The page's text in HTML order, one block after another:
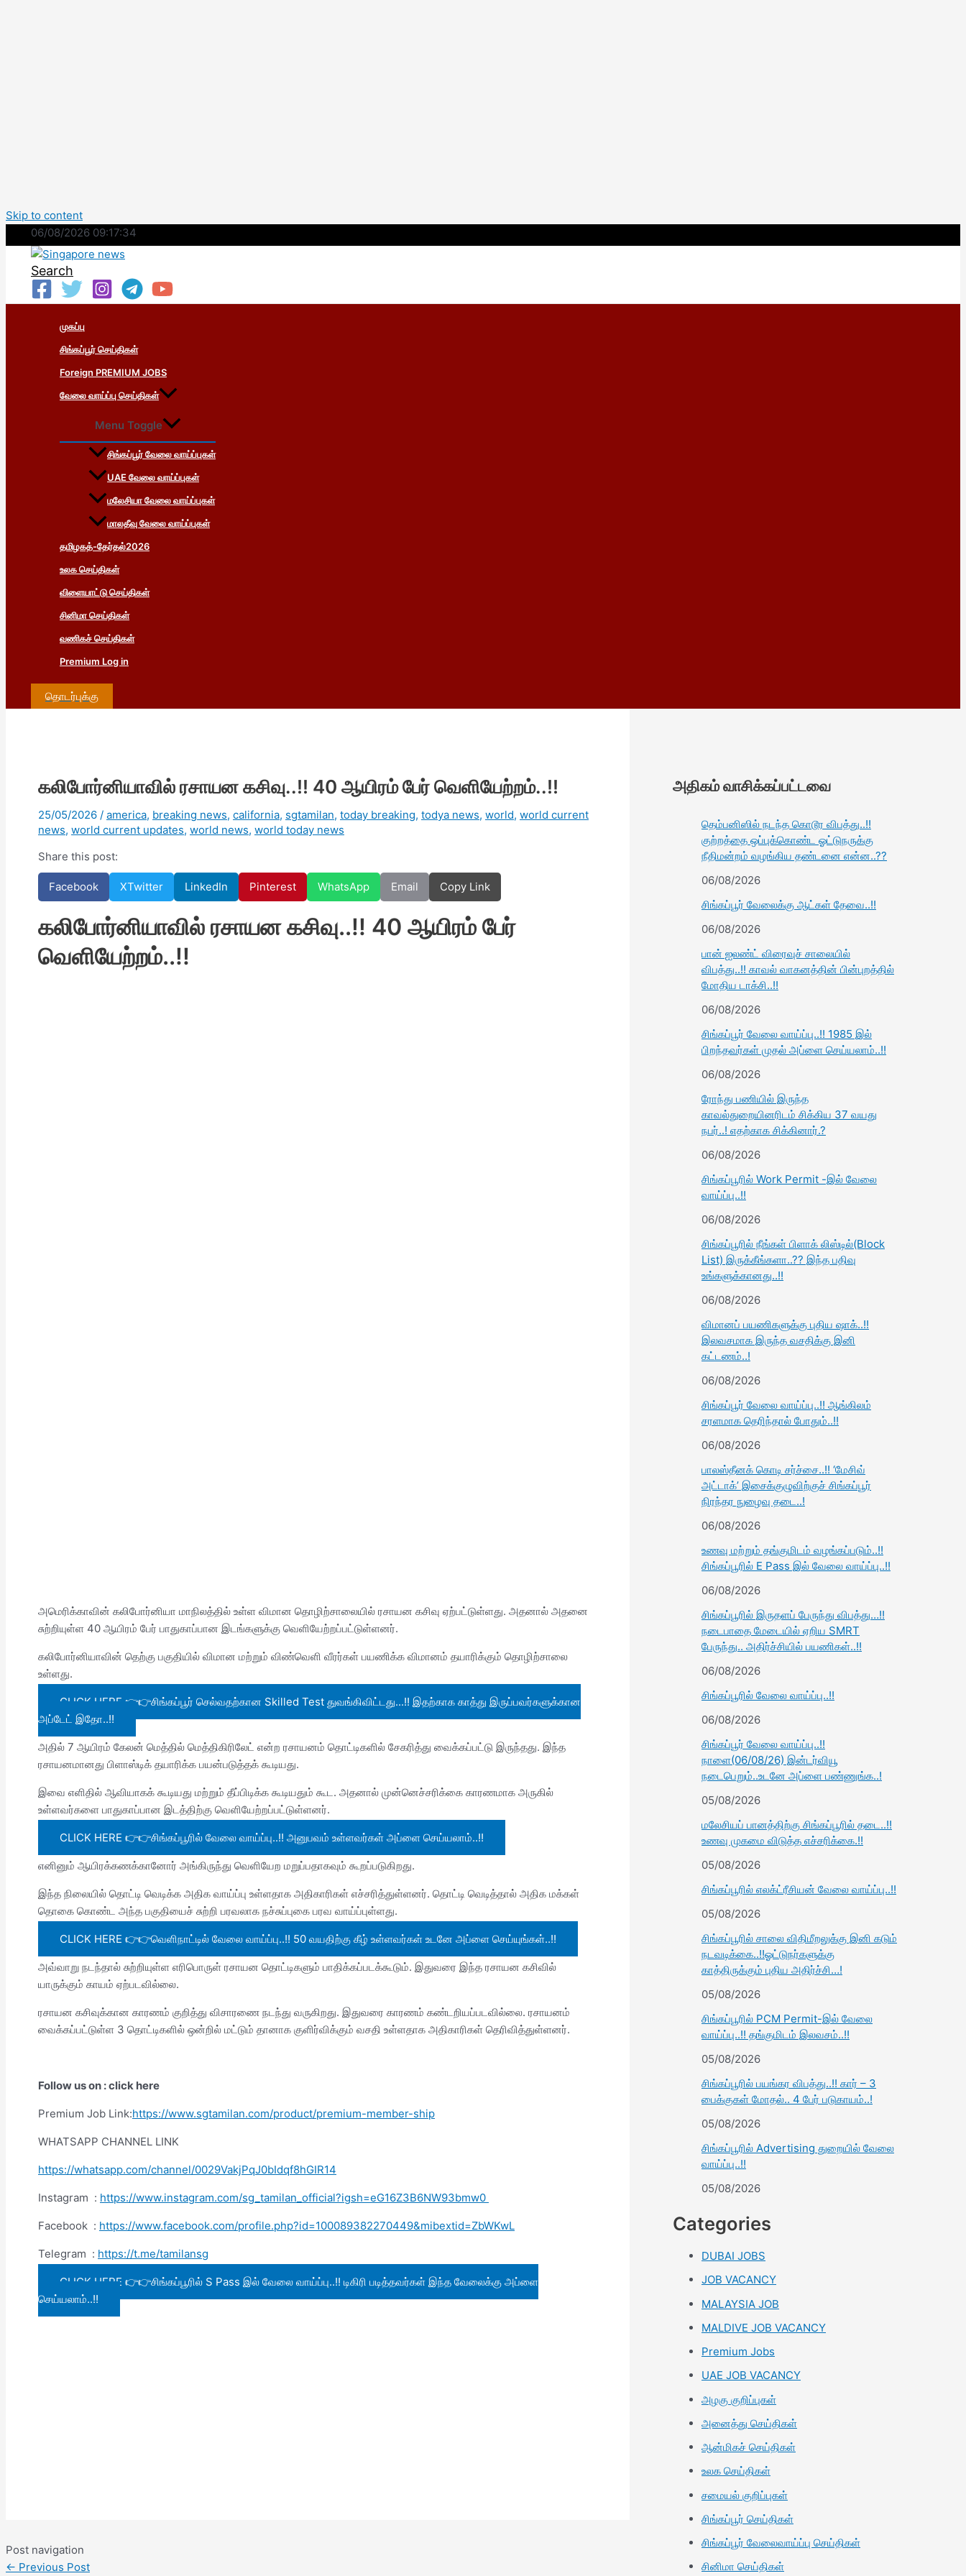
Skip to content
06/08/2026 09:17:34
Search
முகப்பு
சிங்கப்பூர் செய்திகள்
Foreign PREMIUM JOBS
வேலை வாய்ப்பு செய்திகள்
Menu Toggle
சிங்கப்பூர் வேலை வாய்ப்புகள்
UAE வேலை வாய்ப்புகள்
மலேசியா வேலை வாய்ப்புகள்
மாலதீவு வேலை வாய்ப்புகள்
தமிழகத்-தேர்தல்2026
உலக செய்திகள்
விளையாட்டு செய்திகள்
சினிமா செய்திகள்
வணிகச் செய்திகள்
Premium Log in
தொடர்புக்கு
கலிபோர்னியாவில் ரசாயன கசிவு..!! 40 ஆயிரம் பேர் வெளியேற்றம்..!!
25/05/2026 / america, breaking news, california, sgtamilan, today breaking, todya news, world, world current
news, world current updates, world news, world today news
Share this post:
Facebook XTwitter LinkedIn Pinterest WhatsApp Email Copy Link
கலிபோர்னியாவில் ரசாயன கசிவு..!! 40 ஆயிரம் பேர்
வெளியேற்றம்..!!
அமெரிக்காவின் கலிபோர்னியா மாநிலத்தில் உள்ள விமான தொழிற்சாலையில் ரசாயன கசிவு ஏற்பட்டுள்ளது. அதனால் அதனை
சுற்றியுள்ள 40 ஆயிரம் பேர் பாதுகாப்பான இடங்களுக்கு வெளியேற்றப்பட்டுள்ளனர்.
கலிபோர்னியாவின் தெற்கு பகுதியில் விமான மற்றும் விண்வெளி வீரர்கள் பயணிக்க விமானம் தயாரிக்கும் தொழிற்சாலை
உள்ளது.
CLICK HERE 👉👉சிங்கப்பூர் செல்வதற்கான Skilled Test துவங்கிவிட்டது...!! இதற்காக காத்து இருப்பவர்களுக்கான
அப்டேட் இதோ..!!
அதில் 7 ஆயிரம் கேலன் மெத்தில் மெத்திகிரிலேட் என்ற ரசாயனம் தொட்டிகளில் சேகரித்து வைக்கப்பட்டு இருந்தது. இந்த
ரசாயனமானது பிளாஸ்டிக் தயாரிக்க பயன்படுத்தக் கூடியது.
இவை எளிதில் ஆவியாகக் கூடியது மற்றும் தீப்பிடிக்க கூடியதும் கூட. அதனால் முன்னெச்சரிக்கை காரணமாக அருகில்
உள்ளவர்களை பாதுகாப்பான இடத்திற்கு வெளியேற்றப்பட்டுள்ளனர்.
CLICK HERE 👉👉சிங்கப்பூரில் வேலை வாய்ப்பு..!! அனுபவம் உள்ளவர்கள் அப்ளை செய்யலாம்..!!
எனினும் ஆயிரக்கணக்கானோர் அங்கிருந்து வெளியேற மறுப்பதாகவும் கூறப்படுகிறது.
இந்த நிலையில் தொட்டி வெடிக்க அதிக வாய்ப்பு உள்ளதாக அதிகாரிகள் எச்சரித்துள்ளனர். தொட்டி வெடித்தால் அதிக மக்கள்
தொகை கொண்ட அந்த பகுதியைச் சுற்றி பரவலாக நச்சுப்புகை பரவ வாய்ப்புள்ளது.
CLICK HERE 👉👉வெளிநாட்டில் வேலை வாய்ப்பு..!! 50 வயதிற்கு கீழ் உள்ளவர்கள் உடனே அப்ளை செய்யுங்கள்..!!
அவ்வாறு நடந்தால் சுற்றியுள்ள எரிபொருள் ரசாயன தொட்டிகளும் பாதிக்கப்படக்கூடும். இதுவரை இந்த ரசாயன கசிவில்
யாருக்கும் காயம் ஏற்படவில்லை.
ரசாயன கசிவுக்கான காரணம் குறித்து விசாரணை நடந்து வருகிறது. இதுவரை காரணம் கண்டறியப்படவில்லை. ரசாயனம்
வைக்கப்பட்டுள்ள 3 தொட்டிகளில் ஒன்றில் மட்டும் தானாக குளிர்விக்கும் வசதி உள்ளதாக அதிகாரிகள் தெரிவித்துள்ளனர்.
Follow us on : click here
Premium Job Link:https://www.sgtamilan.com/product/premium-member-ship
WHATSAPP CHANNEL LINK
https://whatsapp.com/channel/0029VakjPqJ0bIdqf8hGIR14
Instagram : https://www.instagram.com/sg_tamilan_official?igsh=eG16Z3B6NW93bmw0
Facebook : https://www.facebook.com/profile.php?id=100089382270449&mibextid=ZbWKwL
Telegram : https://t.me/tamilansg
CLICK HERE 👉👉சிங்கப்பூரில் S Pass இல் வேலை வாய்ப்பு..!! டிகிரி படித்தவர்கள் இந்த வேலைக்கு அப்ளை
செய்யலாம்..!!
Post navigation
← Previous Post
அதிகம் வாசிக்கப்பட்டவை
தெம்பனிஸில் நடந்த கொடூர விபத்து..!!
குற்றத்தை ஒப்புக்கொண்ட ஓட்டுநருக்கு
நீதிமன்றம் வழங்கிய தண்டனை என்ன..??
06/08/2026
சிங்கப்பூர் வேலைக்கு ஆட்கள் தேவை..!!
06/08/2026
பான் ஐலண்ட் விரைவுச் சாலையில்
விபத்து..!! காவல் வாகனத்தின் பின்புறத்தில்
மோதிய டாக்சி..!!
06/08/2026
சிங்கப்பூர் வேலை வாய்ப்பு..!! 1985 இல்
பிறந்தவர்கள் முதல் அப்ளை செய்யலாம்..!!
06/08/2026
ரோந்து பணியில் இருந்த
காவல்துறையினரிடம் சிக்கிய 37 வயது
நபர்..! எதற்காக சிக்கினார்.?
06/08/2026
சிங்கப்பூரில் Work Permit -இல் வேலை
வாய்ப்பு..!!
06/08/2026
சிங்கப்பூரில் நீங்கள் பிளாக் லிஸ்டில்(Block
List) இருக்கீங்களா..?? இந்த பதிவு
உங்களுக்கானது..!!
06/08/2026
விமானப் பயணிகளுக்கு புதிய ஷாக்..!!
இலவசமாக இருந்த வசதிக்கு இனி
கட்டணம்..!
06/08/2026
சிங்கப்பூர் வேலை வாய்ப்பு..!! ஆங்கிலம்
சரளமாக தெரிந்தால் போதும்..!!
06/08/2026
பாலஸ்தீனக் கொடி சர்ச்சை..!! ‘மேசிவ்
அட்டாக்’ இசைக்குழுவிற்குச் சிங்கப்பூர்
நிரந்தர நுழைவு தடை..!
06/08/2026
உணவு மற்றும் தங்குமிடம் வழங்கப்படும்..!!
சிங்கப்பூரில் E Pass இல் வேலை வாய்ப்பு..!!
06/08/2026
சிங்கப்பூரில் இருதளப் பேருந்து விபத்து…!!
நடைபாதை மேடையில் ஏறிய SMRT
பேருந்து.. அதிர்ச்சியில் பயணிகள்..!!
06/08/2026
சிங்கப்பூரில் வேலை வாய்ப்பு..!!
06/08/2026
சிங்கப்பூர் வேலை வாய்ப்பு..!!
நாளை(06/08/26) இன்டர்வியூ
நடைபெறும்..உடனே அப்ளை பண்ணுங்க..!
05/08/2026
மலேசியப் பானத்திற்கு சிங்கப்பூரில் தடை..!!
உணவு முகமை விடுத்த எச்சரிக்கை.!!
05/08/2026
சிங்கப்பூரில் எலக்ட்ரீசியன் வேலை வாய்ப்பு..!!
05/08/2026
சிங்கப்பூரில் சாலை விதிமீறலுக்கு இனி கடும்
நடவடிக்கை..!!ஓட்டுநர்களுக்கு
காத்திருக்கும் புதிய அதிர்ச்சி…!
05/08/2026
சிங்கப்பூரில் PCM Permit-இல் வேலை
வாய்ப்பு..!! தங்குமிடம் இலவசம்..!!
05/08/2026
சிங்கப்பூரில் பயங்கர விபத்து..!! கார் – 3
பைக்குகள் மோதல்.. 4 பேர் படுகாயம்..!
05/08/2026
சிங்கப்பூரில் Advertising துறையில் வேலை
வாய்ப்பு..!!
05/08/2026
Categories
DUBAI JOBS
JOB VACANCY
MALAYSIA JOB
MALDIVE JOB VACANCY
Premium Jobs
UAE JOB VACANCY
அழகு குறிப்புகள்
அனைத்து செய்திகள்
ஆன்மிகச் செய்திகள்
உலக செய்திகள்
சமையல் குறிப்புகள்
சிங்கப்பூர் செய்திகள்
சிங்கப்பூர் வேலைவாய்ப்பு செய்திகள்
சினிமா செய்திகள்